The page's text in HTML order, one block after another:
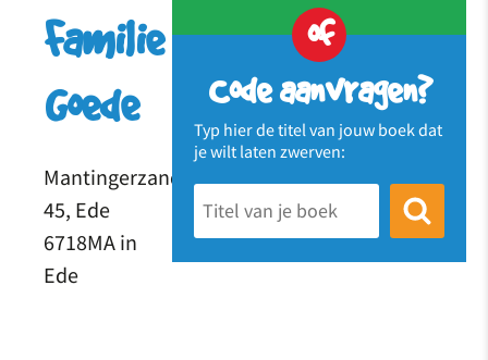
of
Code aanvragen?
Typ hier de titel van jouw boek dat
je wilt laten zwerven:
Familie
Goede
Mantingerzand
45, Ede
6718MA in
Ede